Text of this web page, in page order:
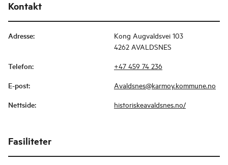
Kontakt
Adresse:
Kong Augvaldsvei 103
4262 AVALDSNES
Telefon: +47 459 74 236
E-post: Avaldsnes@karmoy.kommune.no
Nettside: historiskeavaldsnes.no/
Fasiliteter